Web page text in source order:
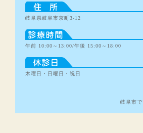
岐阜県岐阜市京町3-12
午前 10:00～13:00/午後 15:00～18:00
木曜日・日曜日・祝日
岐阜市